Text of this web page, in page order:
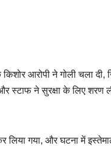
आरोपी ने गोली चला
स्टाफ ने सुरक्षा के लिए
लिया गया, और घटना में